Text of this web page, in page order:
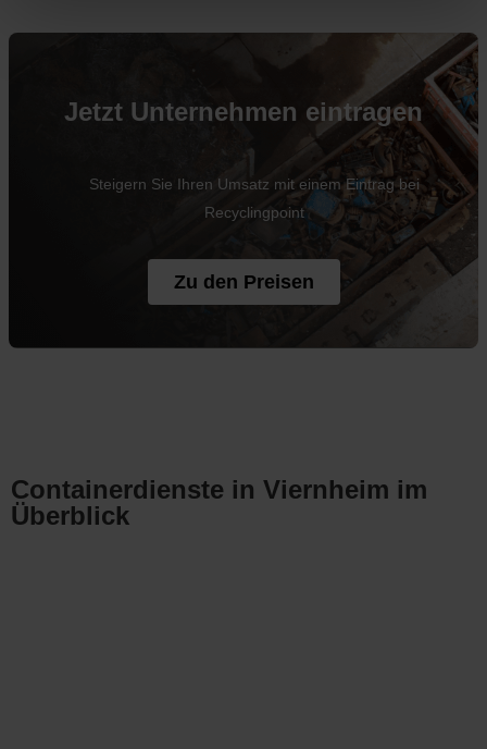
Jetzt Unternehmen eintragen
Steigern Sie Ihren Umsatz mit einem Eintrag bei
Recyclingpoint
Zu den Preisen
Containerdienste in Viernheim im
Überblick